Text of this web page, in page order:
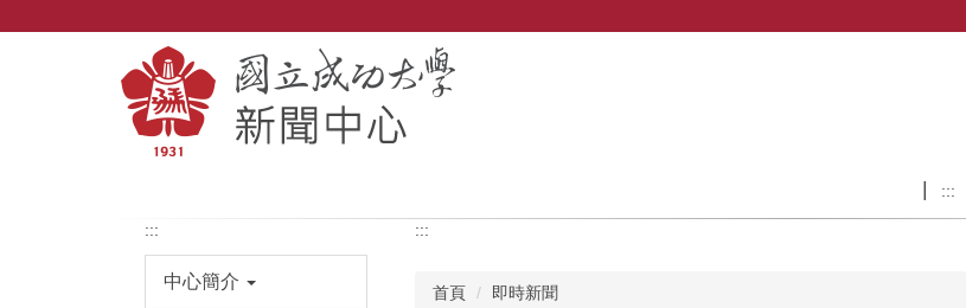
:::
:::
中心簡介
:::
首頁 即時新聞